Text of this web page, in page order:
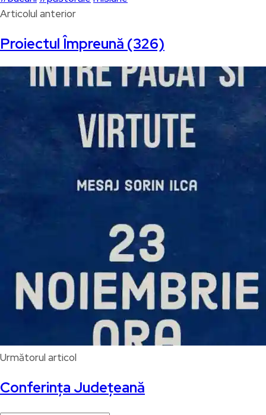
Articolul anterior
Proiectul Împreună (326)
Următorul articol
Conferința Județeană